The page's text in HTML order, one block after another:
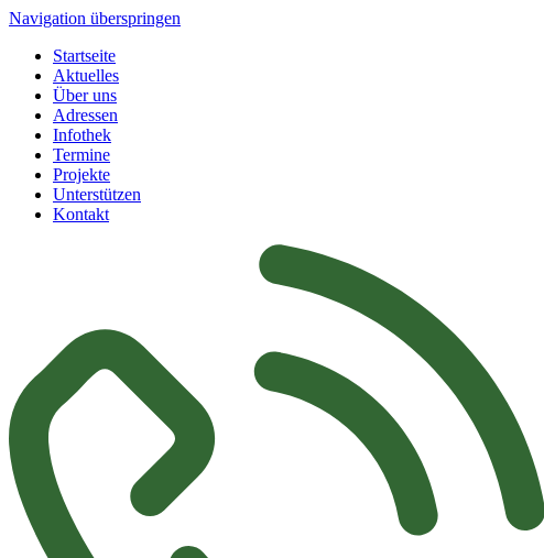
Navigation überspringen
Startseite
Aktuelles
Über uns
Adressen
Infothek
Termine
Projekte
Unterstützen
Kontakt